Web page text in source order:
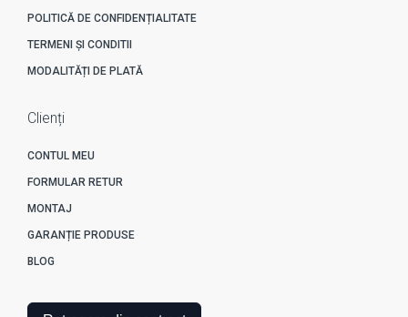
POLITICĂ DE CONFIDENȚIALITATE
TERMENI ȘI CONDITII
MODALITĂȚI DE PLATĂ
Clienți
CONTUL MEU
FORMULAR RETUR
MONTAJ
GARANȚIE PRODUSE
BLOG